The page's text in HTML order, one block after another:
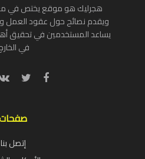
هجرليك هو موقع يختص في
ويقدم نصائح حول عقود العمل
يساعد المستخدمين في تحقيق
في
إتصل بنا